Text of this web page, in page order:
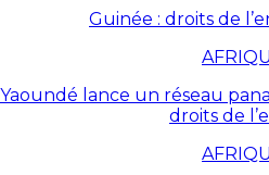
Guinée : droits de
Yaoundé lance un réseau
droits de